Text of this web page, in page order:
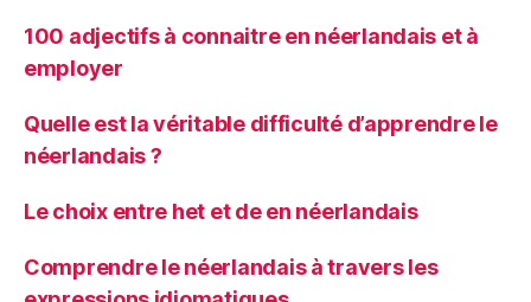
100 adjectifs à connaitre en néerlandais et à
employer
Quelle est la véritable difficulté d’apprendre le
néerlandais ?
Le choix entre het et de en néerlandais
Comprendre le néerlandais à travers les